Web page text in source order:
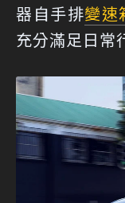
器自手排變速
充分滿足日常